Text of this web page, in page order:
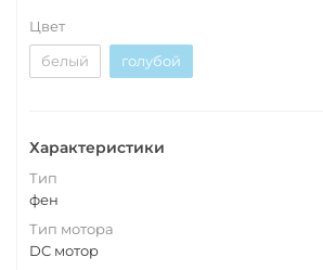
Цвет
белый
голубой
Характеристики
Тип
фен
Тип мотора
DC мотор